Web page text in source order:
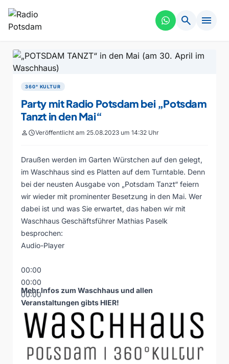
search menu
360° KULTUR
Party mit Radio Potsdam bei „Potsdam
Tanzt in den Mai“
personscheduleVeröffentlicht am 25.08.2023 um 14:32 Uhr
Draußen werden im Garten Würstchen auf den gelegt,
im Waschhaus sind es Platten auf dem Turntable. Denn
bei der neusten Ausgabe von „Potsdam Tanzt“ feiern
wir wieder mit prominenter Besetzung in den Mai. Wer
dabei ist und was Sie erwartet, das haben wir mit
Waschhaus Geschäftsführer Mathias Paselk
besprochen:
Audio-Player
00:00
00:00
00:00
Mehr Infos zum Waschhaus und allen
Veranstaltungen gibts HIER!